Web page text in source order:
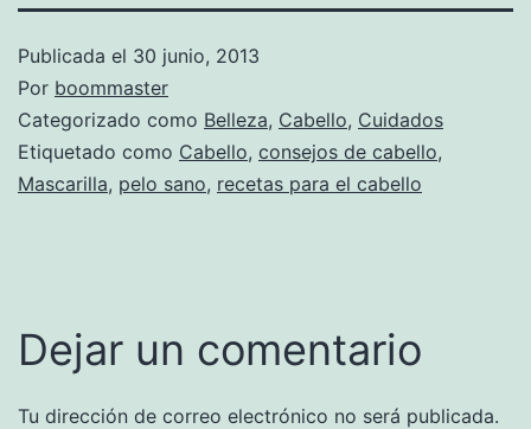
Publicada el 30 junio, 2013
Por boommaster
Categorizado como Belleza, Cabello, Cuidados
Etiquetado como Cabello, consejos de cabello,
Mascarilla, pelo sano, recetas para el cabello
Dejar un comentario
Tu dirección de correo electrónico no será publicada.